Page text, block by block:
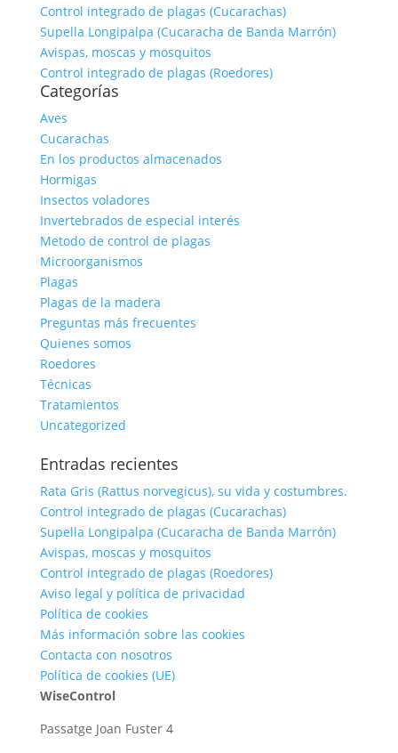
Control integrado de plagas (Cucarachas)
Supella Longipalpa (Cucaracha de Banda Marrón)
Avispas, moscas y mosquitos
Control integrado de plagas (Roedores)
Categorías
Aves
Cucarachas
En los productos almacenados
Hormigas
Insectos voladores
Invertebrados de especial interés
Metodo de control de plagas
Microorganismos
Plagas
Plagas de la madera
Preguntas más frecuentes
Quienes somos
Roedores
Técnicas
Tratamientos
Uncategorized
Entradas recientes
Rata Gris (Rattus norvegicus), su vida y costumbres.
Control integrado de plagas (Cucarachas)
Supella Longipalpa (Cucaracha de Banda Marrón)
Avispas, moscas y mosquitos
Control integrado de plagas (Roedores)
Aviso legal y política de privacidad
Política de cookies
Más información sobre las cookies
Contacta con nosotros
Política de cookies (UE)
WiseControl
Passatge Joan Fuster 4